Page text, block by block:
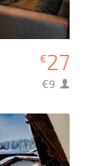
€27
€9